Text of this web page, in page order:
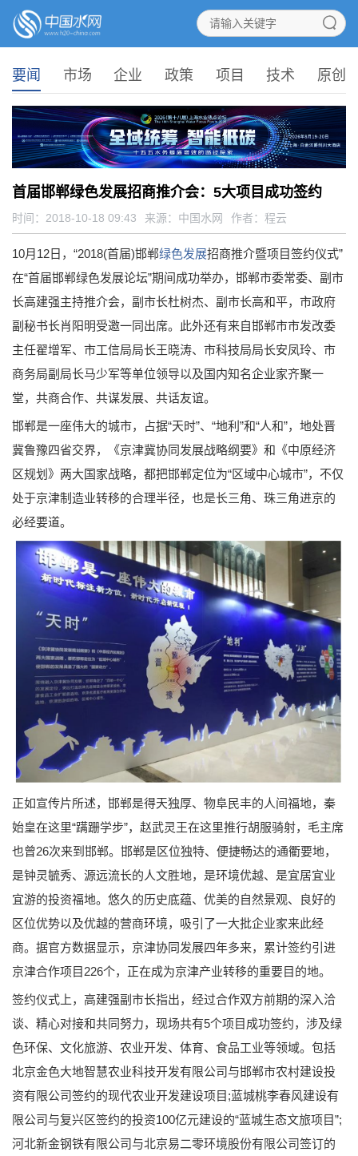
要闻 市场 企业 政策 项目 技术 原创
首届邯郸绿色发展招商推介会：5大项目成功签约
时间：2018-10-18 09:43 来源： 中国水网 作者：程云
10月12日，“2018(首届)邯郸绿色发展招商推介暨项目签约仪式”
在“首届邯郸绿色发展论坛”期间成功举办，邯郸市委常委、副市
长高建强主持推介会，副市长杜树杰、副市长高和平，市政府
副秘书长肖阳明受邀一同出席。此外还有来自邯郸市市发改委
主任翟增军、市工信局局长王晓涛、市科技局局长安凤玲、市
商务局副局长马少军等单位领导以及国内知名企业家齐聚一
堂，共商合作、共谋发展、共话友谊。
邯郸是一座伟大的城市，占据“天时”、“地利”和“人和”，地处晋
冀鲁豫四省交界，《京津冀协同发展战略纲要》和《中原经济
区规划》两大国家战略，都把邯郸定位为“区域中心城市”，不仅
处于京津制造业转移的合理半径，也是长三角、珠三角进京的
必经要道。
正如宣传片所述，邯郸是得天独厚、物阜民丰的人间福地，秦
始皇在这里“蹒跚学步”，赵武灵王在这里推行胡服骑射，毛主席
也曾26次来到邯郸。邯郸是区位独特、便捷畅达的通衢要地，
是钟灵毓秀、源远流长的人文胜地，是环境优越、是宜居宜业
宜游的投资福地。悠久的历史底蕴、优美的自然景观、良好的
区位优势以及优越的营商环境，吸引了一大批企业家来此经
商。据官方数据显示，京津协同发展四年多来，累计签约引进
京津合作项目226个，正在成为京津产业转移的重要目的地。
签约仪式上，高建强副市长指出，经过合作双方前期的深入洽
谈、精心对接和共同努力，现场共有5个项目成功签约，涉及绿
色环保、文化旅游、农业开发、体育、食品工业等领域。包括
北京金色大地智慧农业科技开发有限公司与邯郸市农村建设投
资有限公司签约的现代农业开发建设项目;蓝城桃李春风建设有
限公司与复兴区签约的投资100亿元建设的“蓝城生态文旅项目”;
河北新金钢铁有限公司与北京易二零环境股份有限公司签订的